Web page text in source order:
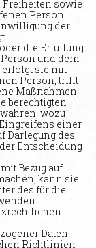
Freiheiten sowie
Person
der
die Erfüllung
und dem
sie mit
Person, trifft
Maßnahmen,
berechtigten
wozu
einer
Darlegung des
Entscheidung
Bezug auf
kann sie
des für die
Daten
Richtlinien-